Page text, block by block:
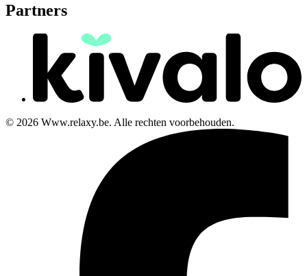
Partners
© 2026 Www.relaxy.be. Alle rechten voorbehouden.